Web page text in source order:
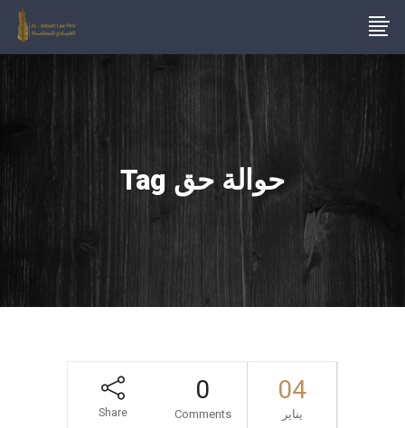
حوالة حق Tag
04
يناير
0
Comments
Share